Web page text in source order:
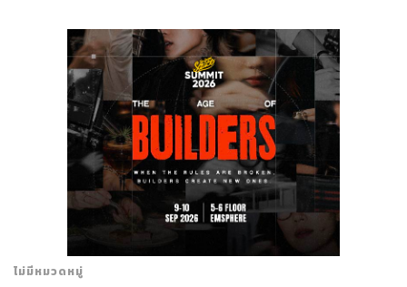
ไม่มีหมวดหมู่